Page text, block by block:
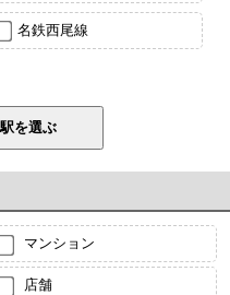
名鉄西尾線
マンション
店舗